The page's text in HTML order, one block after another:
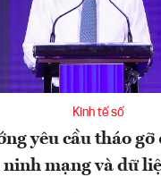
Kinh tế số
yêu cầu tháo
ninh mạng và dữ